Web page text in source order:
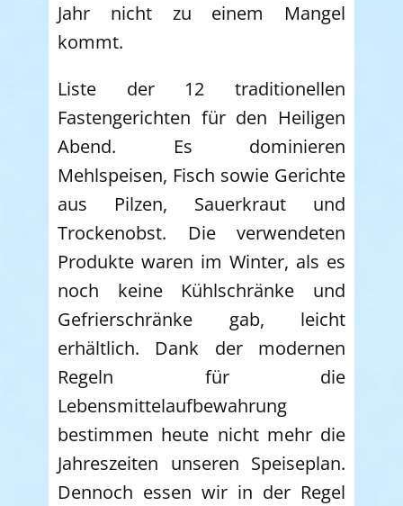
Jahr nicht zu einem Mangel
kommt.
Liste der 12 traditionellen
Fastengerichten für den Heiligen
Abend. Es dominieren
Mehlspeisen, Fisch sowie Gerichte
aus Pilzen, Sauerkraut und
Trockenobst. Die verwendeten
Produkte waren im Winter, als es
noch keine Kühlschränke und
Gefrierschränke gab, leicht
erhältlich. Dank der modernen
Regeln für die
Lebensmittelaufbewahrung
bestimmen heute nicht mehr die
Jahreszeiten unseren Speiseplan.
Dennoch essen wir in der Regel